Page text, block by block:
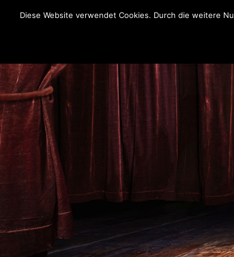
Diese Website verwendet Cookies. Durch die weitere